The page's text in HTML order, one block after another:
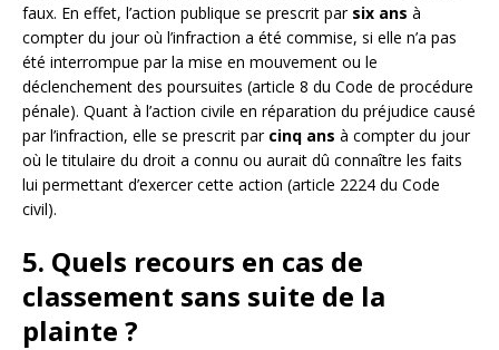
faux. En effet, l’action publique se prescrit par six ans à
compter du jour où l’infraction a été commise, si elle n’a pas
été interrompue par la mise en mouvement ou le
déclenchement des poursuites (article 8 du Code de procédure
pénale). Quant à l’action civile en réparation du préjudice causé
par l’infraction, elle se prescrit par cinq ans à compter du jour
où le titulaire du droit a connu ou aurait dû connaître les faits
lui permettant d’exercer cette action (article 2224 du Code
civil).
5. Quels recours en cas de
classement sans suite de la
plainte ?